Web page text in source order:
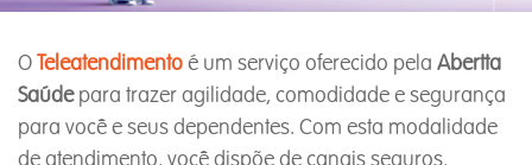
OTeleatendimentoé um serviço oferecido pela Abertta
Saúdepara trazer agilidade, comodidade e segurança
para você e seus dependentes. Com esta modalidade